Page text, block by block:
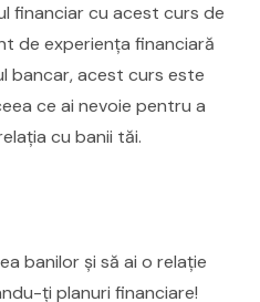
financiar cu acest curs de
de experiența financiară
bancar, acest curs este
ce ai nevoie pentru a
cu banii tăi.
banilor și să ai o relație
ți planuri financiare!